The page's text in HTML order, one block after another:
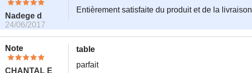
Nadege d
24/06/2017
Entièrement satisfaite du produit et de la
Note
CHANTAL E
table
parfait